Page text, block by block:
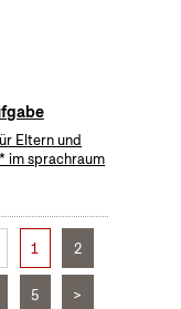
Eltern und
im sprachraum
1 2
5 >